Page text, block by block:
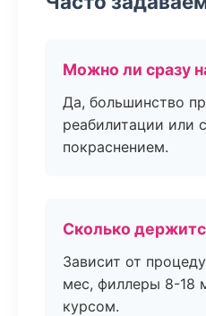
Можно ли сразу
Да, большинство
реабилитации или
покраснением.
Сколько
Зависит от
мес, филлеры 8-18
курсом.